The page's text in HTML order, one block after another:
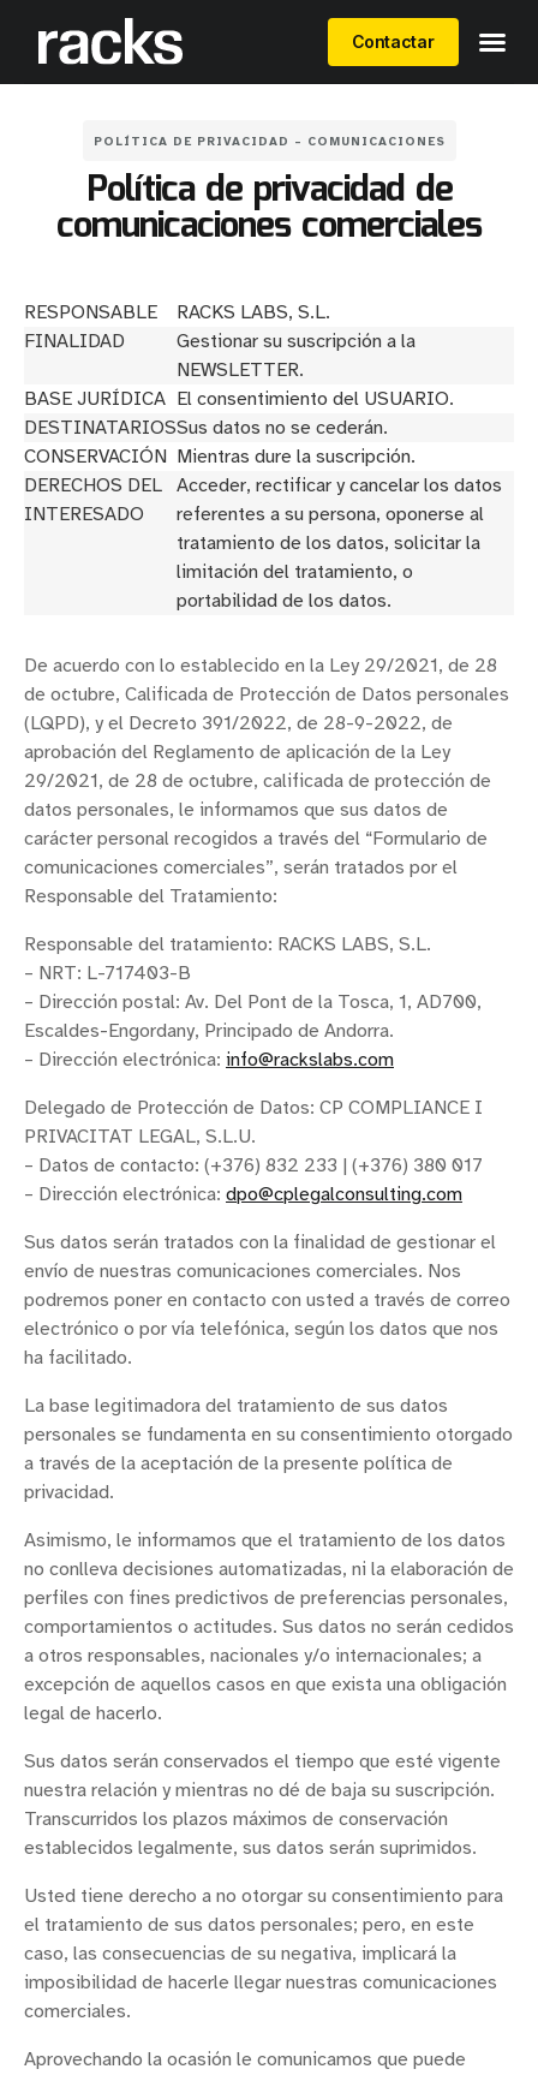
Contactar
POLÍTICA DE PRIVACIDAD – COMUNICACIONES
Política de privacidad de
comunicaciones comerciales
RESPONSABLE
RACKS LABS, S.L.
FINALIDAD
Gestionar su suscripción a la
NEWSLETTER.
BASE JURÍDICA El consentimiento del USUARIO.
DESTINATARIOSSus datos no se cederán.
CONSERVACIÓN Mientras dure la suscripción.
DERECHOS DEL
INTERESADO
Acceder, rectificar y cancelar los datos
referentes a su persona, oponerse al
tratamiento de los datos, solicitar la
limitación del tratamiento, o
portabilidad de los datos.
De acuerdo con lo establecido en la Ley 29/2021, de 28
de octubre, Calificada de Protección de Datos personales
(LQPD), y el Decreto 391/2022, de 28-9-2022, de
aprobación del Reglamento de aplicación de la Ley
29/2021, de 28 de octubre, calificada de protección de
datos personales, le informamos que sus datos de
carácter personal recogidos a través del “Formulario de
comunicaciones comerciales”, serán tratados por el
Responsable del Tratamiento:
Responsable del tratamiento: RACKS LABS, S.L.
– NRT: L-717403-B
– Dirección postal: Av. Del Pont de la Tosca, 1, AD700,
Escaldes-Engordany, Principado de Andorra.
– Dirección electrónica: info@rackslabs.com
Delegado de Protección de Datos: CP COMPLIANCE I
PRIVACITAT LEGAL, S.L.U.
– Datos de contacto: (+376) 832 233 | (+376) 380 017
– Dirección electrónica: dpo@cplegalconsulting.com
Sus datos serán tratados con la finalidad de gestionar el
envío de nuestras comunicaciones comerciales. Nos
podremos poner en contacto con usted a través de correo
electrónico o por vía telefónica, según los datos que nos
ha facilitado.
La base legitimadora del tratamiento de sus datos
personales se fundamenta en su consentimiento otorgado
a través de la aceptación de la presente política de
privacidad.
Asimismo, le informamos que el tratamiento de los datos
no conlleva decisiones automatizadas, ni la elaboración de
perfiles con fines predictivos de preferencias personales,
comportamientos o actitudes. Sus datos no serán cedidos
a otros responsables, nacionales y/o internacionales; a
excepción de aquellos casos en que exista una obligación
legal de hacerlo.
Sus datos serán conservados el tiempo que esté vigente
nuestra relación y mientras no dé de baja su suscripción.
Transcurridos los plazos máximos de conservación
establecidos legalmente, sus datos serán suprimidos.
Usted tiene derecho a no otorgar su consentimiento para
el tratamiento de sus datos personales; pero, en este
caso, las consecuencias de su negativa, implicará la
imposibilidad de hacerle llegar nuestras comunicaciones
comerciales.
Aprovechando la ocasión le comunicamos que puede